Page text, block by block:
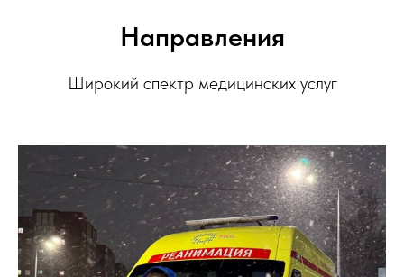
Направления
Широкий спектр медицинских услуг